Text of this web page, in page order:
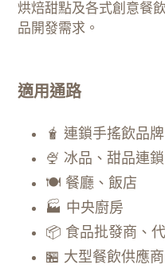
烘焙甜點及各式創意餐
品開發需求。
適用通路
🧋 連鎖手搖飲品牌
🍨 冰品、甜品連
🍽️ 餐廳、飯店
🏭 中央廚房
📦 食品批發商、
🏪 大型餐飲供應商